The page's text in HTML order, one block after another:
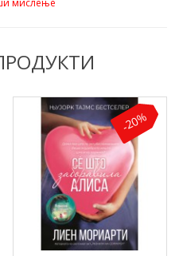
мислење
-20%